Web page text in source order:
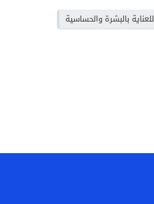
للعناية بالبشرة والحساسية